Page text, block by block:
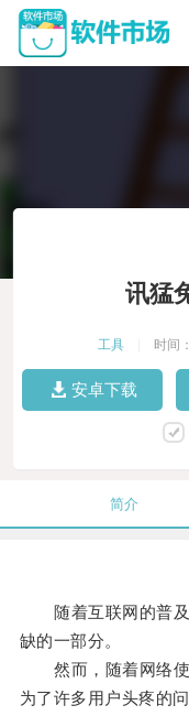
讯猛
工具 时间
安卓下载
简介
随着互联网的普及
缺的一部分。
然而，随着网络使
为了许多用户头疼的问